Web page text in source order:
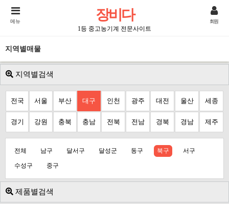
장비다
1등 중고농기계 전문사이트
메뉴 회원
지역별매물
지역별검색
전국 서울 부산 대구 인천 광주 대전 울산 세종
경기 강원 충북 충남 전북 전남 경북 경남 제주
전체 남구 달서구 달성군 동구 북구 서구
수성구 중구
제품별검색